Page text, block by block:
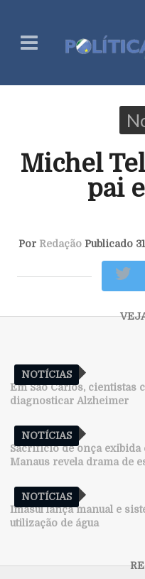
Michel
pai
Por Redação Publicado
NOTÍCIAS
Em São Carlos, cientistas
diagnosticar Alzheimer
NOTÍCIAS
Sacrifício de onça exibida
Manaus revela drama de
NOTÍCIAS
Imasul lança manual e
utilização de água